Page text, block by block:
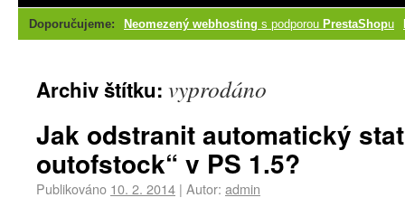
Doporučujeme: Neomezený webhosting s podporou PrestaShopu
Archiv štítku: vyprodáno
Jak odstranit automatický
outofstock“ v PS 1.5?
Publikováno 10. 2. 2014 | Autor: admin